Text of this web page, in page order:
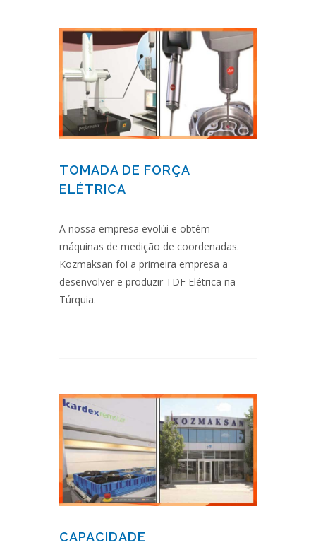
TOMADA DE FORÇA
ELÉTRICA
A nossa empresa evolúi e obtém
máquinas de medição de coordenadas.
Kozmaksan foi a primeira empresa a
desenvolver e produzir TDF Elétrica na
Túrquia.
CAPACIDADE